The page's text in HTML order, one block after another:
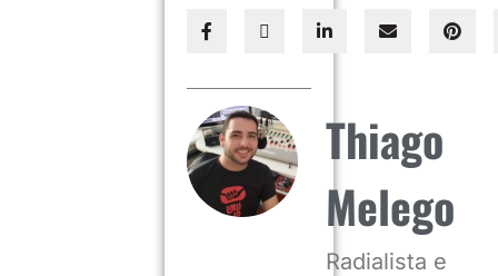
Thiago
Melego
Radialista e